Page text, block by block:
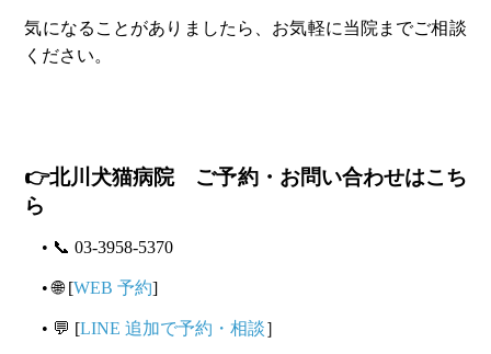
気になることがありましたら、お気軽に当院までご相談
ください。
👉北川犬猫病院 ご予約・お問い合わせはこち
ら
• 📞 03-3958-5370
• 🌐 [WEB 予約]
• 💬 [LINE 追加で予約・相談］